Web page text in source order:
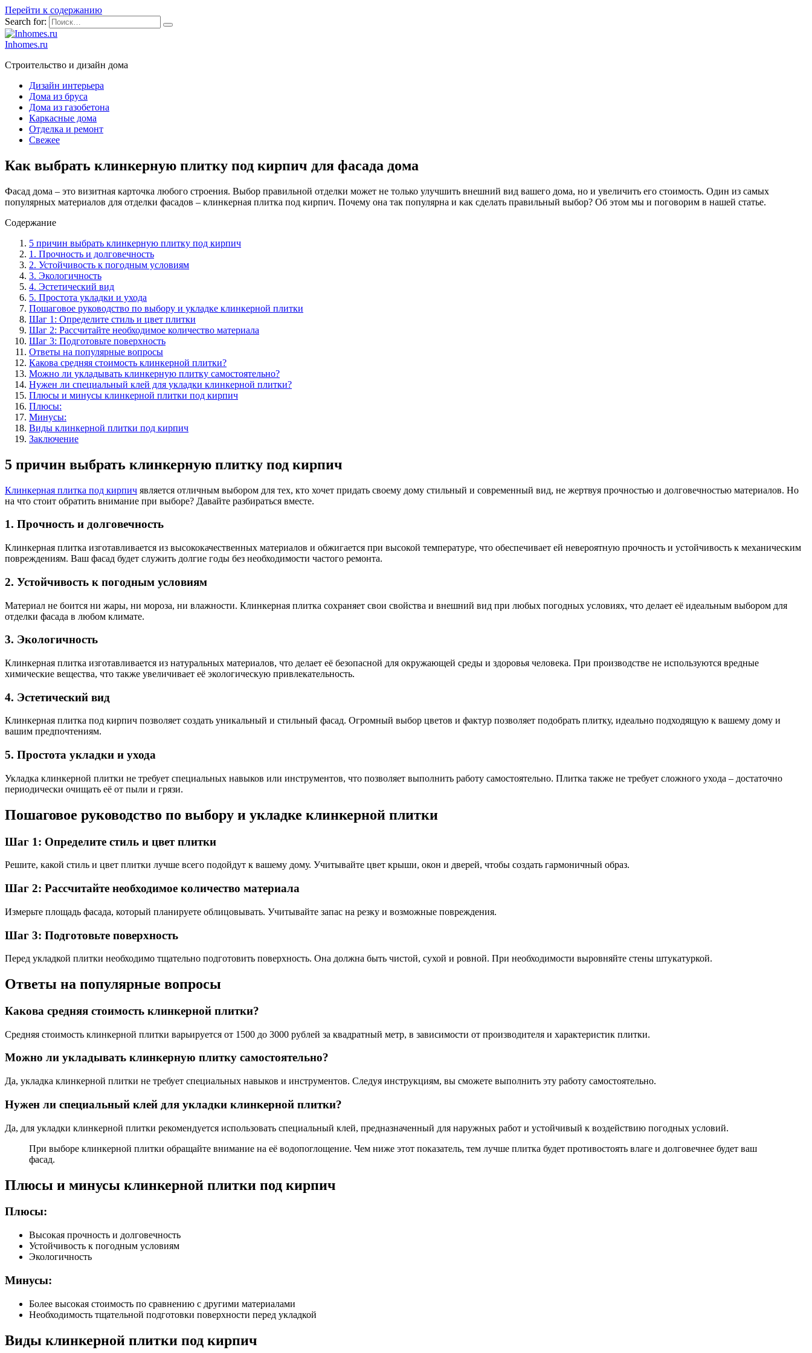
Перейти к содержанию
Search for:
Inhomes.ru
Строительство и дизайн дома
Дизайн интерьера
Дома из бруса
Дома из газобетона
Каркасные дома
Отделка и ремонт
Свежее
Как выбрать клинкерную плитку под кирпич для фасада дома
Фасад дома – это визитная карточка любого строения. Выбор правильной отделки может не только улучшить внешний вид вашего дома, но и увеличить его стоимость. Один из самых
популярных материалов для отделки фасадов – клинкерная плитка под кирпич. Почему она так популярна и как сделать правильный выбор? Об этом мы и поговорим в нашей статье.
Содержание
5 причин выбрать клинкерную плитку под кирпич
1. Прочность и долговечность
2. Устойчивость к погодным условиям
3. Экологичность
4. Эстетический вид
5. Простота укладки и ухода
Пошаговое руководство по выбору и укладке клинкерной плитки
Шаг 1: Определите стиль и цвет плитки
Шаг 2: Рассчитайте необходимое количество материала
Шаг 3: Подготовьте поверхность
Ответы на популярные вопросы
Какова средняя стоимость клинкерной плитки?
Можно ли укладывать клинкерную плитку самостоятельно?
Нужен ли специальный клей для укладки клинкерной плитки?
Плюсы и минусы клинкерной плитки под кирпич
Плюсы:
Минусы:
Виды клинкерной плитки под кирпич
Заключение
5 причин выбрать клинкерную плитку под кирпич
Клинкерная плитка под кирпич является отличным выбором для тех, кто хочет придать своему дому стильный и современный вид, не жертвуя прочностью и долговечностью материалов. Но
на что стоит обратить внимание при выборе? Давайте разбираться вместе.
1. Прочность и долговечность
Клинкерная плитка изготавливается из высококачественных материалов и обжигается при высокой температуре, что обеспечивает ей невероятную прочность и устойчивость к механическим
повреждениям. Ваш фасад будет служить долгие годы без необходимости частого ремонта.
2. Устойчивость к погодным условиям
Материал не боится ни жары, ни мороза, ни влажности. Клинкерная плитка сохраняет свои свойства и внешний вид при любых погодных условиях, что делает её идеальным выбором для
отделки фасада в любом климате.
3. Экологичность
Клинкерная плитка изготавливается из натуральных материалов, что делает её безопасной для окружающей среды и здоровья человека. При производстве не используются вредные
химические вещества, что также увеличивает её экологическую привлекательность.
4. Эстетический вид
Клинкерная плитка под кирпич позволяет создать уникальный и стильный фасад. Огромный выбор цветов и фактур позволяет подобрать плитку, идеально подходящую к вашему дому и
вашим предпочтениям.
5. Простота укладки и ухода
Укладка клинкерной плитки не требует специальных навыков или инструментов, что позволяет выполнить работу самостоятельно. Плитка также не требует сложного ухода – достаточно
периодически очищать её от пыли и грязи.
Пошаговое руководство по выбору и укладке клинкерной плитки
Шаг 1: Определите стиль и цвет плитки
Решите, какой стиль и цвет плитки лучше всего подойдут к вашему дому. Учитывайте цвет крыши, окон и дверей, чтобы создать гармоничный образ.
Шаг 2: Рассчитайте необходимое количество материала
Измерьте площадь фасада, который планируете облицовывать. Учитывайте запас на резку и возможные повреждения.
Шаг 3: Подготовьте поверхность
Перед укладкой плитки необходимо тщательно подготовить поверхность. Она должна быть чистой, сухой и ровной. При необходимости выровняйте стены штукатуркой.
Ответы на популярные вопросы
Какова средняя стоимость клинкерной плитки?
Средняя стоимость клинкерной плитки варьируется от 1500 до 3000 рублей за квадратный метр, в зависимости от производителя и характеристик плитки.
Можно ли укладывать клинкерную плитку самостоятельно?
Да, укладка клинкерной плитки не требует специальных навыков и инструментов. Следуя инструкциям, вы сможете выполнить эту работу самостоятельно.
Нужен ли специальный клей для укладки клинкерной плитки?
Да, для укладки клинкерной плитки рекомендуется использовать специальный клей, предназначенный для наружных работ и устойчивый к воздействию погодных условий.
При выборе клинкерной плитки обращайте внимание на её водопоглощение. Чем ниже этот показатель, тем лучше плитка будет противостоять влаге и долговечнее будет ваш
фасад.
Плюсы и минусы клинкерной плитки под кирпич
Плюсы:
Высокая прочность и долговечность
Устойчивость к погодным условиям
Экологичность
Минусы:
Более высокая стоимость по сравнению с другими материалами
Необходимость тщательной подготовки поверхности перед укладкой
Виды клинкерной плитки под кирпич